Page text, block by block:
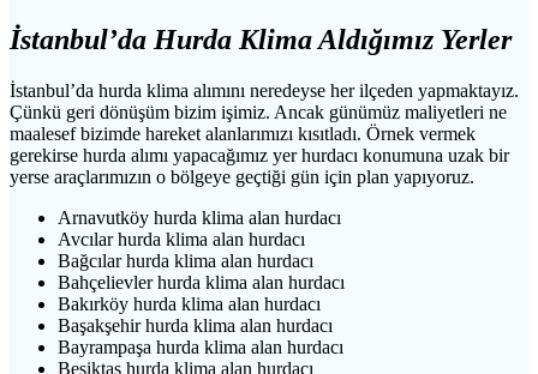
İstanbul’da Hurda Klima Aldığımız Yerler
İstanbul’da hurda klima alımını neredeyse her ilçeden yapmaktayız.
Çünkü geri dönüşüm bizim işimiz. Ancak günümüz maliyetleri ne
maalesef bizimde hareket alanlarımızı kısıtladı. Örnek vermek
gerekirse hurda alımı yapacağımız yer hurdacı konumuna uzak bir
yerse araçlarımızın o bölgeye geçtiği gün için plan yapıyoruz.
Arnavutköy hurda klima alan hurdacı
Avcılar hurda klima alan hurdacı
Bağcılar hurda klima alan hurdacı
Bahçelievler hurda klima alan hurdacı
Bakırköy hurda klima alan hurdacı
Başakşehir hurda klima alan hurdacı
Bayrampaşa hurda klima alan hurdacı
Beşiktaş hurda klima alan hurdacı